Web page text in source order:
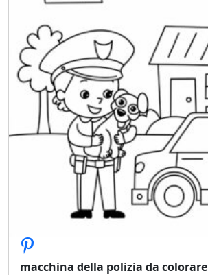
macchina della polizia da colorare